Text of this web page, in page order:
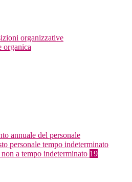
organizzative
organica
annuale del personale
personale tempo indeterminato
non a tempo indeterminato 19